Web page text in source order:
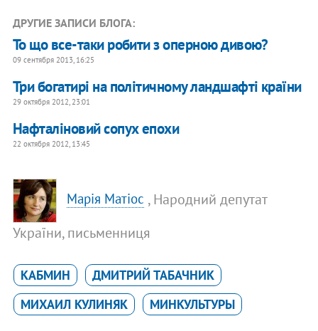
ДРУГИЕ ЗАПИСИ БЛОГА:
То що все-таки робити з оперною дивою?
09 сентября 2013, 16:25
Три богатирі на політичному ландшафті країни
29 октября 2012, 23:01
Нафталіновий сопух епохи
22 октября 2012, 13:45
Марія Матіос , Народний депутат
України, письменниця
КАБМИН
ДМИТРИЙ ТАБАЧНИК
МИХАИЛ КУЛИНЯК
МИНКУЛЬТУРЫ